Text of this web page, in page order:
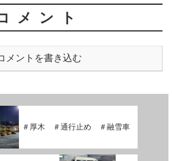
メント
メントを書き込む
＃厚木 ＃通行止め ＃融雪車